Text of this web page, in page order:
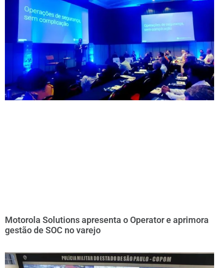
Motorola Solutions apresenta o Operator e aprimora
gestão de SOC no varejo